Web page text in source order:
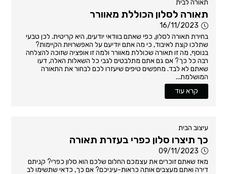
תאורה לבית
תאורה לסלון הכוללת מאוורר
16/11/2023
בחירת תאורה לסלון, כפי שאתם בוודאי יודעים, היא קריטית. לכן טבעי
שתלכו קצת לאיבוד, כי מה אתם יודיעם על האפשרויות הקיימות?
בנוסף, מה זו תאורה שכוללת מאוורר ולמה זו אופציה שזוכה להצלחה
רבה כל כך? אם גם אתם מתלבטים לגבי כל השאלות האלה, דעו
שאתם לא לבד. מחפשים טיפים שיעזרו לכם לבחור את התאורה
המושלמת...
קרא עוד
עיצוב הבית
כך תיצרו סלון כפרי בעזרת תאורה
09/11/2023
מאז שאתם זוכרים את עצמכם החלום שלכם הוא סלון כפרי? קניתם
דירה ואתם מעצבים אותה כראות-עיניכם? אם כך, כדאי שתשימו לב